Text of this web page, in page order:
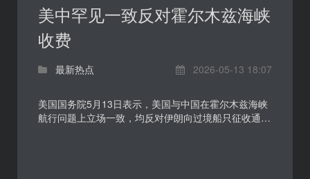
美中罕见一致反对霍尔木兹海峡
收费
最新热点 2026-05-13 18:07
美国国务院5月13日表示，美国与中国在霍尔木兹海峡
航行问题上立场一致，均反对伊朗向过境船只征收通行